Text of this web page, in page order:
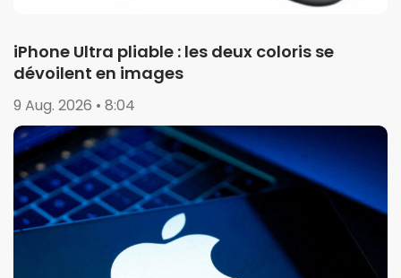
iPhone Ultra pliable : les deux coloris se
dévoilent en images
9 Aug. 2026 • 8:04